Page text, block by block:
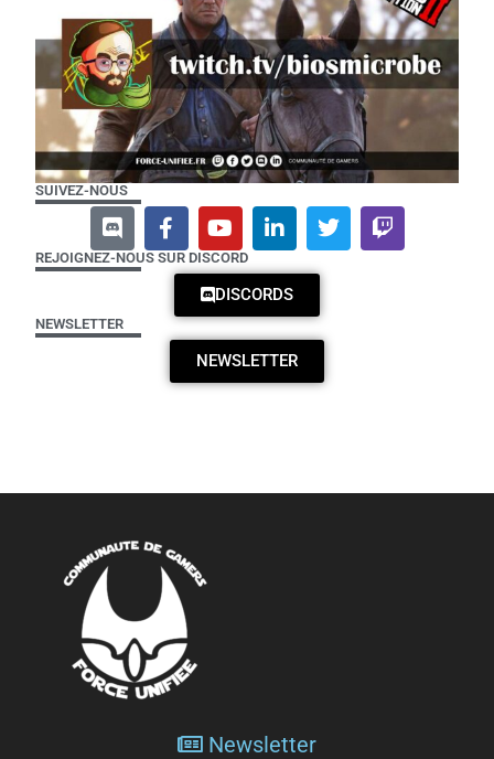
SUIVEZ-NOUS
REJOIGNEZ-NOUS SUR DISCORD
DISCORDS
NEWSLETTER
NEWSLETTER
Newsletter